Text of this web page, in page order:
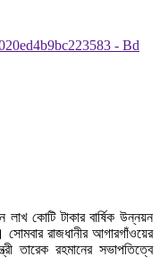
কোটি টাকার বার্ষিক উন্নয়ন
রাজধানীর আগারগাঁওয়ের
তারেক রহমানের সভাপতিত্বে